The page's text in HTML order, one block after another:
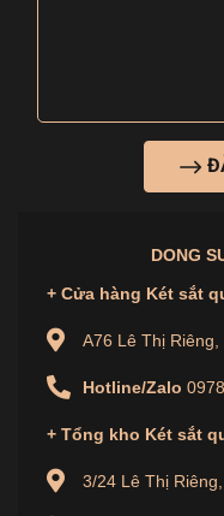
DONG
+ Cửa hàng Két sắt
A76 Lê Thị
Hotline/Zalo
+ Tổng kho Két sắt
3/24 Lê Thị